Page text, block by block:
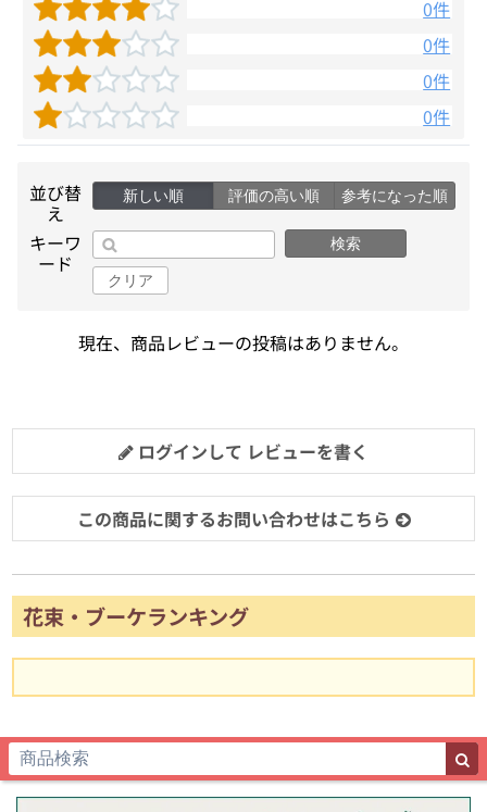
0件
0件
0件
0件
並び替
え
新しい順 評価の高い順 参考になった順
キーワ
ード
検索
クリア
現在、商品レビューの投稿はありません。
ログインして レビューを書く
この商品に関するお問い合わせはこちら
花束・ブーケランキング